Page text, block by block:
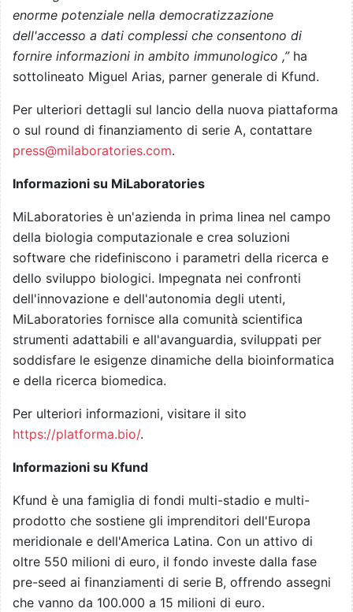
enorme potenziale nella democratizzazione
dell'accesso a dati complessi che consentono di
fornire informazioni in ambito immunologico ,”ha
sottolineato Miguel Arias, parner generale di Kfund.
Per ulteriori dettagli sul lancio della nuova piattaforma
o sul round di finanziamento di serie A, contattare
press@milaboratories.com.
Informazioni su MiLaboratories
MiLaboratories è un'azienda in prima linea nel campo
della biologia computazionale e crea soluzioni
software che ridefiniscono i parametri della ricerca e
dello sviluppo biologici. Impegnata nei confronti
dell'innovazione e dell'autonomia degli utenti,
MiLaboratories fornisce alla comunità scientifica
strumenti adattabili e all'avanguardia, sviluppati per
soddisfare le esigenze dinamiche della bioinformatica
e della ricerca biomedica.
Per ulteriori informazioni, visitare il sito
https://platforma.bio/.
Informazioni su Kfund
Kfund è una famiglia di fondi multi-stadio e multi-
prodotto che sostiene gli imprenditori dell'Europa
meridionale e dell'America Latina. Con un attivo di
oltre 550 milioni di euro, il fondo investe dalla fase
pre-seed ai finanziamenti di serie B, offrendo assegni
che vanno da 100.000 a 15 milioni di euro.